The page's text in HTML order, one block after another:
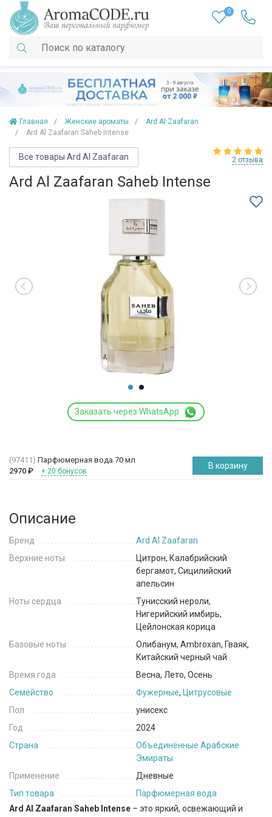
0
Главная Женские ароматы
Ard Al Zaafaran
Ard Al Zaafaran Saheb Intense
Все товары Ard Al Zaafaran 2 отзыва
Ard Al Zaafaran Saheb Intense
Заказать через WhatsApp
(97411) Парфюмерная вода 70 мл
2970 ₽ + 20 бонусов
В корзину
Описание
Бренд
Ard Al Zaafaran
Верхние ноты
Цитрон, Калабрийский
бергамот, Сицилийский
апельсин
Ноты сердца
Тунисский нероли,
Нигерийский имбирь,
Цейлонская корица
Базовые ноты
Олибанум, Ambroxan, Гваяк,
Китайский черный чай
Время года
Весна, Лето, Осень
Семейство
Фужерные, Цитрусовые
Пол
унисекс
Год
2024
Страна
Объединённые Арабские
Эмираты
Применение
Дневные
Тип товара
Парфюмерная вода
Ard Al Zaafaran Saheb Intense – это яркий, освежающий и